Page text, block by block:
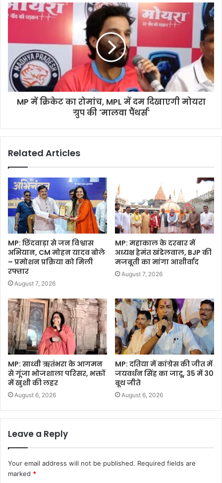
MP में क्रिकेट का रोमांच, MPL में दम दिखाएगी मोयरा
ग्रुप की 'मालवा पैंथर्स'
Related Articles
MP: छिंदवाड़ा से जन विश्वास
अभियान, CM मोहन यादव बोले
– प्रमोशन प्रक्रिया को मिली
रफ्तार
August 7, 2026
MP: महाकाल के दरबार में
अध्यक्ष हेमंत खंडेलवाल, BJP की
मजबूती का मांगा आशीर्वाद
August 7, 2026
MP: साध्वी ऋतंभरा के आगमन
से गूंजा भोजशाला परिसर, भक्तों
में खुशी की लहर
August 6, 2026
MP: दतिया में कांग्रेस की जीत में
जयवर्धन सिंह का जादू, 35 में 30
बूथ जीते
August 6, 2026
Leave a Reply
Your email address will not be published. Required fields are
marked *